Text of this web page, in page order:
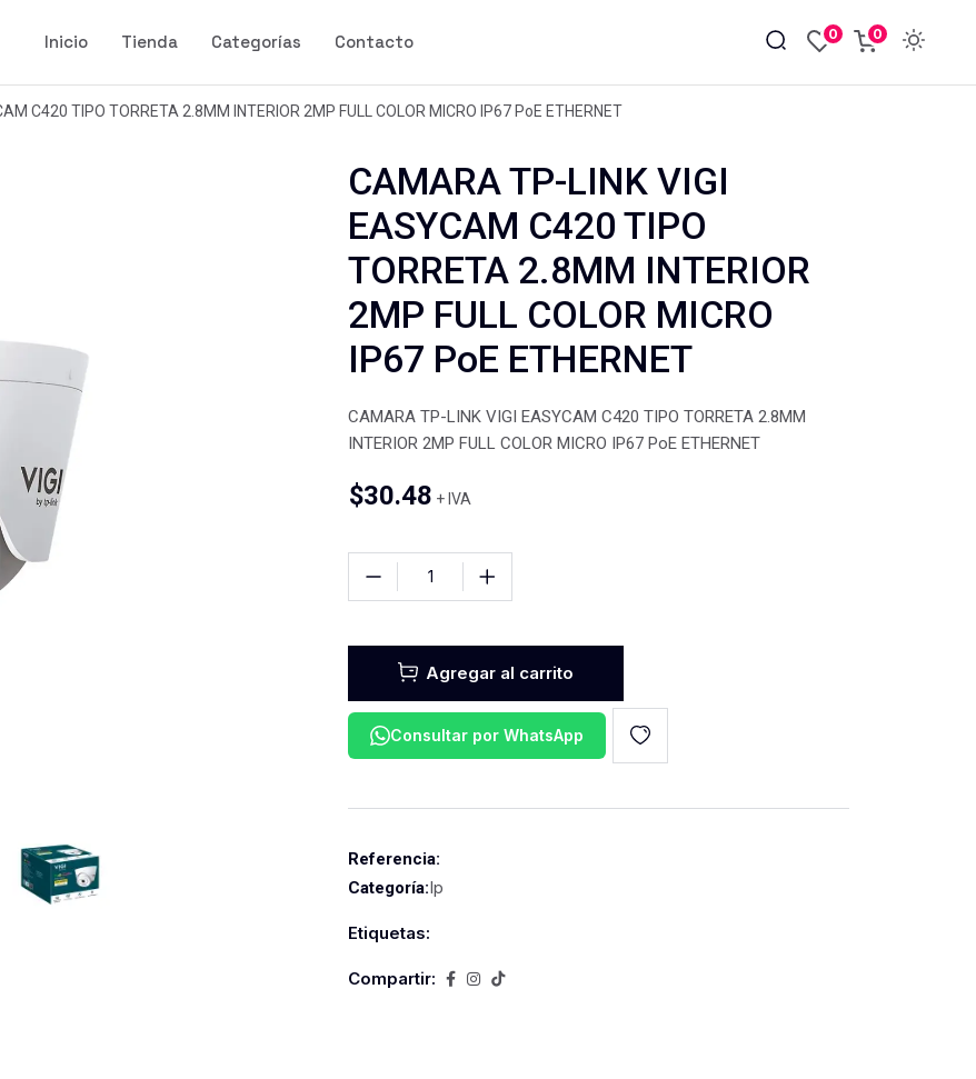
Inicio Tienda Categorías Contacto 0 0
C420 TIPO TORRETA 2.8MM INTERIOR 2MP FULL COLOR MICRO IP67 PoE ETHERNET
CAMARA TP-LINK VIGI
EASYCAM C420 TIPO
TORRETA 2.8MM INTERIOR
2MP FULL COLOR MICRO
IP67 PoE ETHERNET
CAMARA TP-LINK VIGI EASYCAM C420 TIPO TORRETA 2.8MM
INTERIOR 2MP FULL COLOR MICRO IP67 PoE ETHERNET
$30.48 + IVA
Agregar al carrito
Consultar por WhatsApp
Referencia:
Categoría:Ip
Etiquetas:
Compartir: